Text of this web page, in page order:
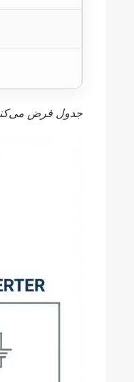
جدول فرض می‌کند هادی‌های مسی، ولتاژ سیستم